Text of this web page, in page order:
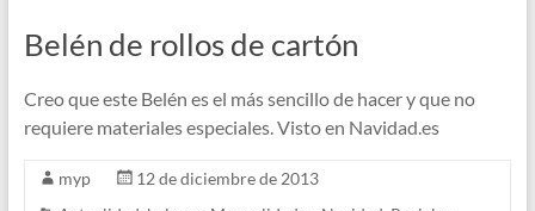
Belén de rollos de cartón
Creo que este Belén es el más sencillo de hacer y que no
requiere materiales especiales. Visto en Navidad.es
myp
12 de diciembre de 2013